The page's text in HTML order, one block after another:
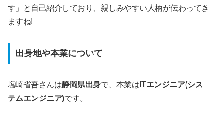
す」と自己紹介しており、親しみやすい人柄が伝わってき
ますね!
出身地や本業について
塩崎省吾さんは静岡県出身で、本業は ITエンジニア(シス
テムエンジニア)です。